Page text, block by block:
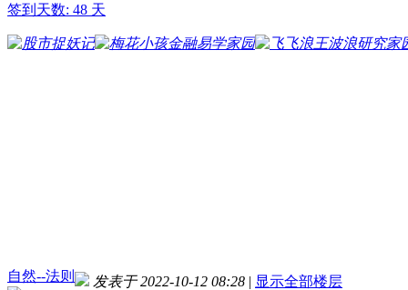
签到天数: 48 天
自然--法则 发表于 2022-10-12 08:28 | 显示全部楼层